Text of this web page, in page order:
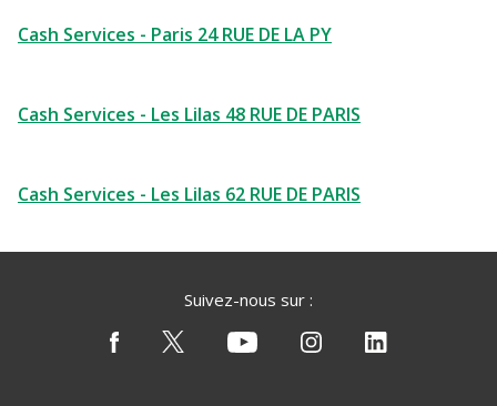
Cash Services - Paris 24 RUE DE LA PY
Cash Services - Les Lilas 48 RUE DE PARIS
Cash Services - Les Lilas 62 RUE DE PARIS
Suivez-nous sur :